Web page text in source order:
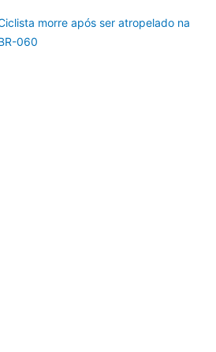
morre após ser atropelado na
060